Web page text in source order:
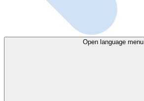
Open language menu